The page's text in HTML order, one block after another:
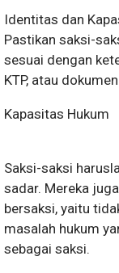
Identitas dan
Pastikan saksi-
sesuai dengan
KTP, atau
Kapasitas Hukum
Saksi-saksi
sadar. Mereka
bersaksi, yaitu
masalah hukum
sebagai saksi.